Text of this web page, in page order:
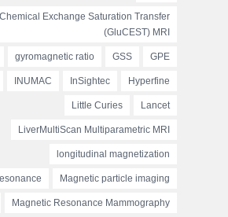
Exchange Saturation Transfer
(GluCEST) MRI
GPE
GSS
gyromagnetic ratio
Hyperfine
InSightec
INUMAC
Lancet
Little Curies
LiverMultiScan Multiparametric MRI
longitudinal magnetization
Magnetic particle imaging
Magnetic Resonance Mammography